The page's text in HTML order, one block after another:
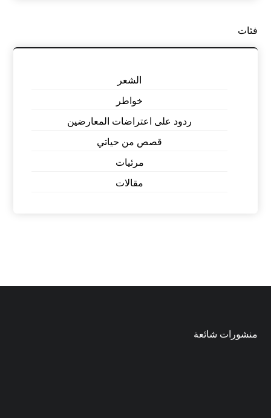
فئات
الشعر
خواطر
ردود على اعتراضات المعارضين
قصص من حياتي
مرئيات
مقالات
منشورات شائعة